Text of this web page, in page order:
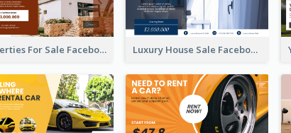
Properties For Sale Facebook Ad Luxury House Sale Facebook Ad